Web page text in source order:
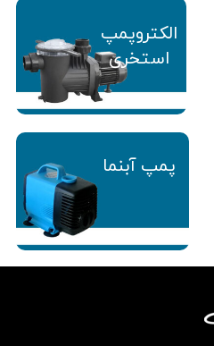
الکتروپمپ
استخری
پمپ آبنما